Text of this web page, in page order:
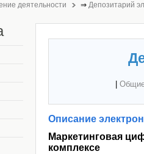
деятельности ⇒ Депозитарий
Описание
Маркетинговая
комплексе